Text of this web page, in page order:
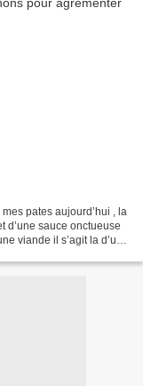
pates aujourd’hui , la
d’une sauce onctueuse
viande il s’agit la d’un